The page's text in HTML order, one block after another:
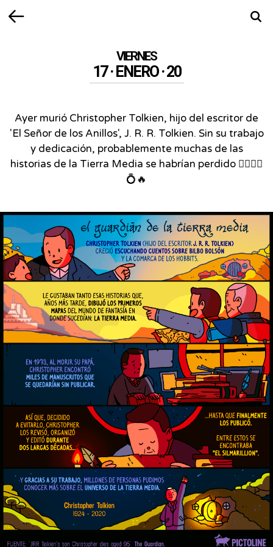
VIERNES
17 · ENERO · 20
Ayer murió Christopher Tolkien, hijo del escritor de
'El Señor de los Anillos', J. R. R. Tolkien. Sin su trabajo
y dedicación, probablemente muchas de las
historias de la Tierra Media se habrían perdido 🧝‍♂️🧝‍♀️
💍🔥
el
guardian
de
la
tieRRą
media
CHRISTOPHER
TOLKIEN
CHIJO
DEL
ESCRITOR
J.
R.
TOLKIEN)
CRECIÓ
ESCUCHANDO
CUENTOS
SOBRE
BILBO
BOLSÓN
Y